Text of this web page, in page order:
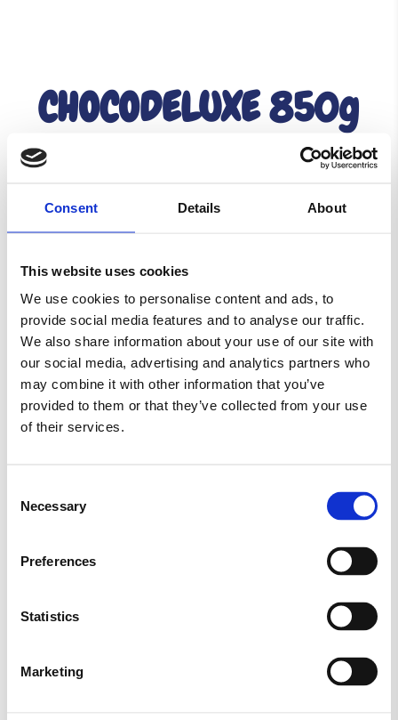
Consent Details About
This website uses cookies
We use cookies to personalise content and ads, to
provide social media features and to analyse our traffic.
We also share information about your use of our site with
our social media, advertising and analytics partners who
may combine it with other information that you’ve
provided to them or that they’ve collected from your use
of their services.
Selection
Necessary
Preferences
Statistics
Marketing
CHOCODELUXE 850g
kr.210,00
Tilføj til kurv
CHOCODELUXE 850g fra Slikaway – Dit
Chokolade Paradis 🍫🌈
chokoladevarianter, omhyggeligt udvalgt
af Slikaway. Med en vægt på 850g tilbyder
mangfoldig smagspalette, der vil glæde
Fra det øjeblik du bestiller online, tilbyder
direkte til din dør. CHOCODELUXE 850g